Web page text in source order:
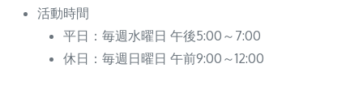
活動時間
平日：毎週水曜日 午後5:00～7:00
休日：毎週日曜日 午前9:00～12:00